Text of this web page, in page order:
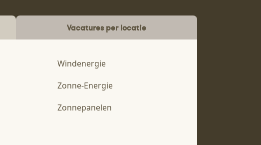
Vacatures per locatie
Windenergie
Zonne-Energie
Zonnepanelen